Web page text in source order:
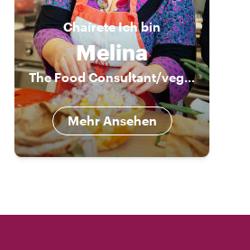
ChaíreteIch bin
Melina
The Food Consultant/vegan nutritionist cook
Mehr Ansehen